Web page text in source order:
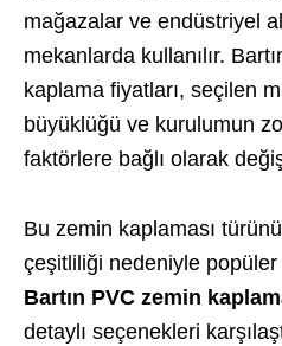
mağazalar ve endüstriyel
mekanlarda kullanılır.
kaplama fiyatları, seçilen
büyüklüğü ve kurulumun
faktörlere bağlı olarak
Bu zemin kaplaması
çeşitliliği nedeniyle
Bartın PVC zemin
detaylı seçenekleri